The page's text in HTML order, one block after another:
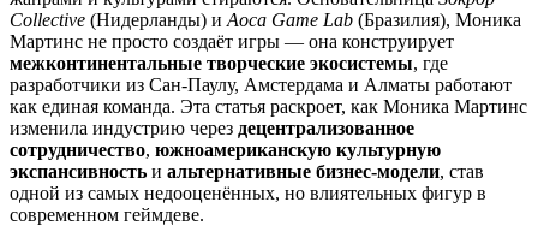
Collective (Нидерланды) и Aoca Game Lab (Бразилия), Моника
Мартинс не просто создаёт игры — она конструирует
межконтинентальные творческие экосистемы, где
разработчики из Сан-Паулу, Амстердама и Алматы работают
как единая команда. Эта статья раскроет, как Моника Мартинс
изменила индустрию через децентрализованное
сотрудничество, южноамериканскую культурную
экспансивность и альтернативные бизнес-модели, став
одной из самых недооценённых, но влиятельных фигур в
современном геймдеве.